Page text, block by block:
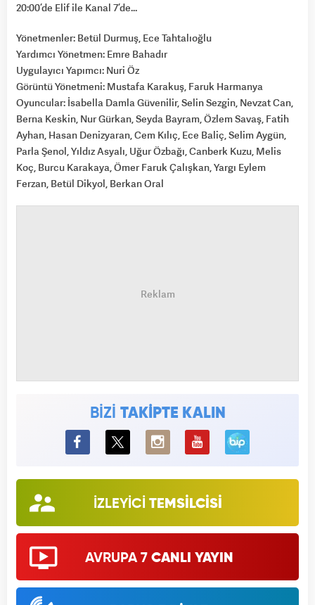
20:00’de Elif ile Kanal 7’de…
Yönetmenler: Betül Durmuş, Ece Tahtalıoğlu
Yardımcı Yönetmen: Emre Bahadır
Uygulayıcı Yapımcı: Nuri Öz
Görüntü Yönetmeni: Mustafa Karakuş, Faruk Harmanya
Oyuncular: İsabella Damla Güvenilir, Selin Sezgin, Nevzat Can,
Berna Keskin, Nur Gürkan, Seyda Bayram, Özlem Savaş, Fatih
Ayhan, Hasan Denizyaran, Cem Kılıç, Ece Baliç, Selim Aygün,
Parla Şenol, Yıldız Asyalı, Uğur Özbağı, Canberk Kuzu, Melis
Koç, Burcu Karakaya, Ömer Faruk Çalışkan, Yargı Eylem
Ferzan, Betül Dikyol, Berkan Oral
BİZİ TAKİPTE KALIN
BiP
İZLEYİCİ TEMSİLCİSİ
AVRUPA 7 CANLI YAYIN